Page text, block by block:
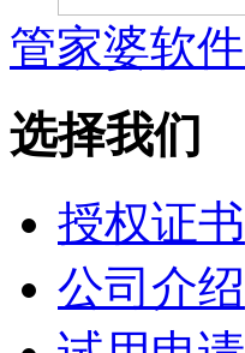
管家婆软
选择我们
授权证书
公司介绍